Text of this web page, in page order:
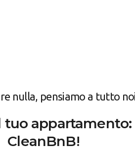
nulla, pensiamo a tutto
tuo
CleanBnB!